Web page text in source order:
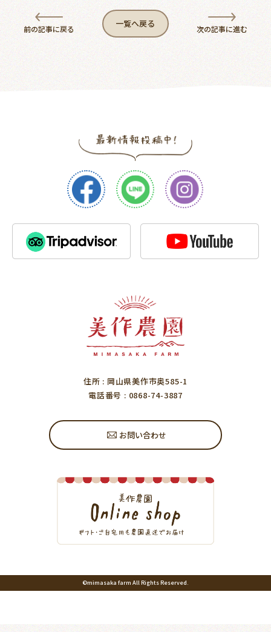
前の記事に戻る 一覧へ戻る 次の記事に進む
住所 : 岡山県美作市奥585-1
電話番号 : 0868-74-3887
お問い合わせ
©mimasaka farm All Rights Reserved.